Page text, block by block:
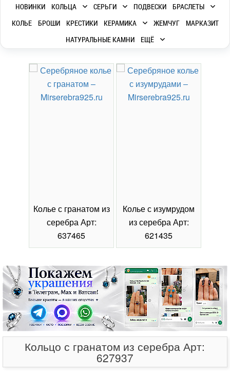
НОВИНКИ КОЛЬЦА СЕРЬГИ ПОДВЕСКИ
БРАСЛЕТЫ
КОЛЬЕ
БРОШИ КРЕСТИКИ КЕРАМИКА ЖЕМЧУГ
МАРКАЗИТ
НАТУРАЛЬНЫЕ КАМНИ
ЕЩЁ
Колье с гранатом из
серебра Арт:
637465
Колье с изумрудом
из серебра Арт:
621435
Кольцо с гранатом из серебра Арт:
627937